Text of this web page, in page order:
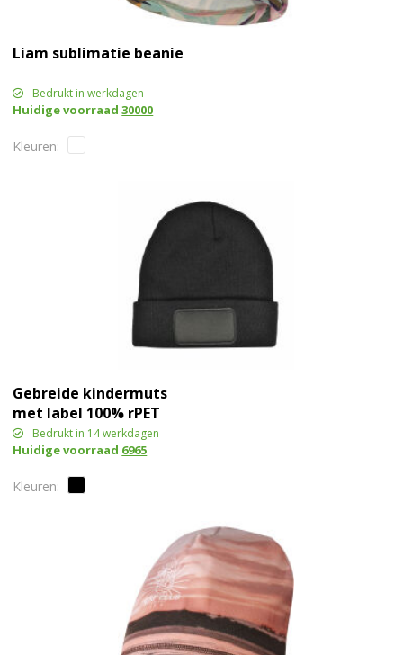
Liam sublimatie beanie
Bedrukt in werkdagen
Huidige voorraad30000
Gebreide kindermuts
met label 100% rPET
Bedrukt in 14 werkdagen
Huidige voorraad 6965